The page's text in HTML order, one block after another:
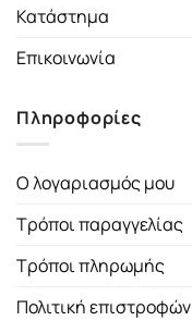
Κατάστημα
Επικοινωνία
Πληροφορίες
Ο λογαριασμός μου
Τρόποι παραγγελίας
Τρόποι πληρωμής
Πολιτική επιστροφών